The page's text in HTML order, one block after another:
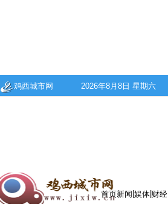
鸡西城市网 2026年8月8日 星期六
首页新闻 娱体 财经